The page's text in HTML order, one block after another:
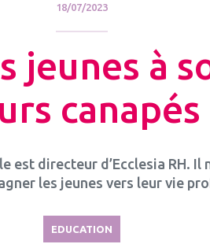
18/07/2023
jeunes à
canapés
est directeur d’Ecclesia RH. Il
les jeunes vers leur vie
EDUCATION